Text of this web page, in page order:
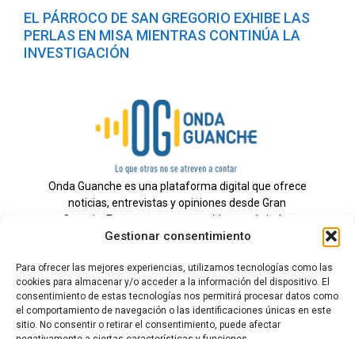
Gestionar consentimiento
Para ofrecer las mejores experiencias, utilizamos tecnologías como las
cookies para almacenar y/o acceder a la información del dispositivo. El
consentimiento de estas tecnologías nos permitirá procesar datos como
el comportamiento de navegación o las identificaciones únicas en este
sitio. No consentir o retirar el consentimiento, puede afectar
EL PÁRROCO DE SAN GREGORIO EXHIBE LAS
PERLAS EN MISA MIENTRAS CONTINÚA LA
INVESTIGACIÓN
Onda Guanche es una plataforma digital que ofrece
noticias, entrevistas y opiniones desde Gran
Canaria. Estamos comprometidos con brindar
información veraz y un periodismo independiente a
Todos los derechos reservados.